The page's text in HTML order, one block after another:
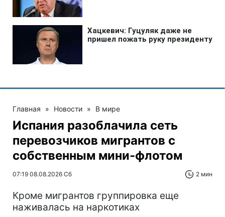
Главная » Новости » В мире
Испания разоблачила сеть
перевозчиков мигрантов с
собственным мини-флотом
07:19 08.08.2026 Сб 2 мин
Кроме мигрантов группировка еще
наживалась на наркотиках